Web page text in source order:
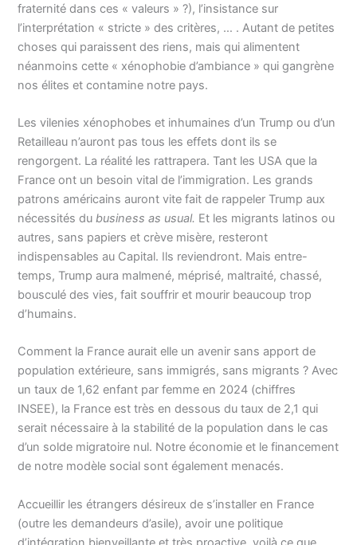
fraternité dans ces « valeurs » ?), l’insistance sur
l’interprétation « stricte » des critères, … . Autant de petites
choses qui paraissent des riens, mais qui alimentent
néanmoins cette « xénophobie d’ambiance » qui gangrène
nos élites et contamine notre pays.
Les vilenies xénophobes et inhumaines d’un Trump ou d’un
Retailleau n’auront pas tous les effets dont ils se
rengorgent. La réalité les rattrapera. Tant les USA que la
France ont un besoin vital de l’immigration. Les grands
patrons américains auront vite fait de rappeler Trump aux
nécessités dubusiness as usual. Et les migrants latinos ou
autres, sans papiers et crève misère, resteront
indispensables au Capital. Ils reviendront. Mais entre-
temps, Trump aura malmené, méprisé, maltraité, chassé,
bousculé des vies, fait souffrir et mourir beaucoup trop
d’humains.
Comment la France aurait elle un avenir sans apport de
population extérieure, sans immigrés, sans migrants ? Avec
un taux de 1,62 enfant par femme en 2024 (chiffres
INSEE), la France est très en dessous du taux de 2,1 qui
serait nécessaire à la stabilité de la population dans le cas
d’un solde migratoire nul. Notre économie et le financement
de notre modèle social sont également menacés.
Accueillir les étrangers désireux de s’installer en France
(outre les demandeurs d’asile), avoir une politique